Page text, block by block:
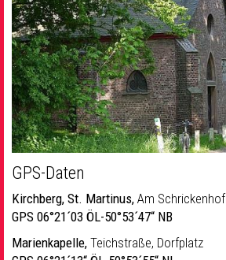
GPS-Daten
Kirchberg, St. Martinus, Am Schrickenhof
GPS 06°21´03 ÖL-50°53´47“ NB
Marienkapelle, Teichstraße, Dorfplatz